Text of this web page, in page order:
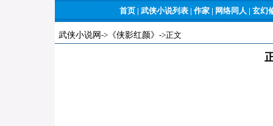
首页 | 武侠小说列表 | 作家 | 网络同人 | 玄幻
武侠小说网 -> 《侠影红颜》 ->正文